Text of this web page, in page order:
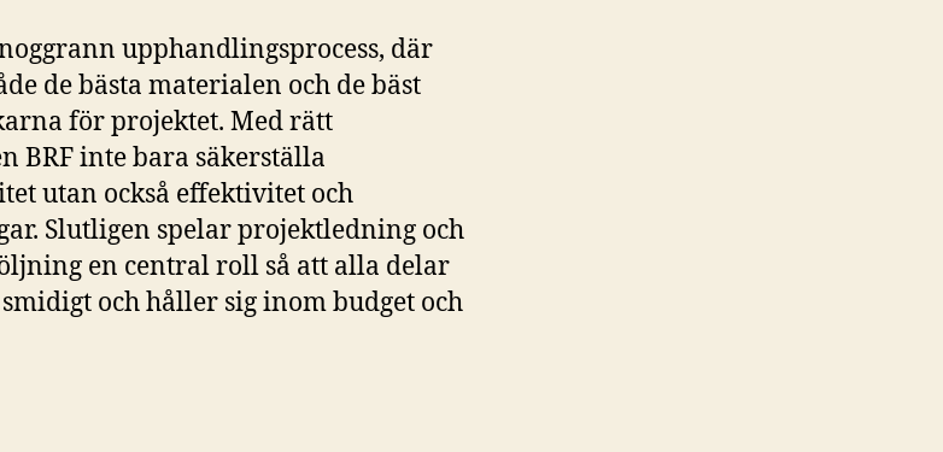
upphandlingsprocess, där
de bästa materialen och de bäst
för projektet. Med rätt
BRF inte bara säkerställa
utan också effektivitet och
Slutligen spelar projektledning och
en central roll så att alla delar
och håller sig inom budget och